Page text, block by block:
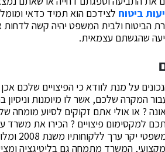
ביטוח לצידכם הוא תמיד כדאי
הביטוח ולבית המשפט יהיה קשה לדחות
שהגשתם עצמאית.
על מנת לוודא כי הפיצויים שלכם אכן
המקרה שלכם, אשר לו מיומנות וניסיון
? או אולי אתם זקוקים לסיוע מומחה
למקסימום פיצויים ? הכירו את משרד
הממוקם
המשרד מתמחה גם בליטיגציה ומציע